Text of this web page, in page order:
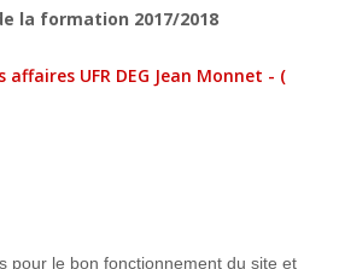
la formation 2017/2018
UFR DEG Jean Monnet - (
pour le bon fonctionnement du site et